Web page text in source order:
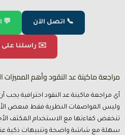
📞 اتصل الآن 💬
✉️ راسلنا على
مراجعة ماكينة عد النقود وأهم المميزات
أي مراجعة ماكينة عد النقود احترافية يجب
وليس المواصفات النظرية فقط فبعض
تنخفض كفاءتها مع الاستخدام المكثف
سهلة مع شاشة واضحة وتنبيهات ذكية